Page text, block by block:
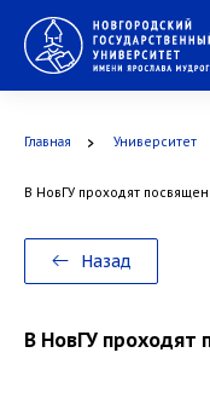
Главная Университет
В НовГУ проходят
Назад
В НовГУ проходят